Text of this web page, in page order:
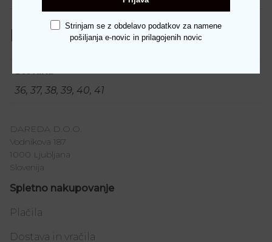
Dodatne podrobnosti
Številka
36, 37, 38, 39, 40, 41
DAREDA D.O.O.
Vodnikova 187
1000 Ljubljana
Slovenija
Spletno nakupovanje
Plačila
Dostava in vračila
Strinjam se z obdelavo podatkov za namene
pošiljanja e-novic in prilagojenih novic